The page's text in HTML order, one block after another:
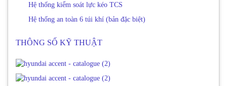
Hệ thống kiểm soát lực kéo TCS
Hệ thống an toàn 6 túi khí (bản đặc biệt)
THÔNG SỐ KỸ THUẬT